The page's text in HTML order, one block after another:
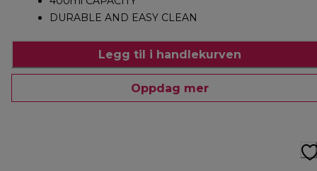
DURABLE AND EASY CLEAN
Legg til i handlekurven
Oppdag mer